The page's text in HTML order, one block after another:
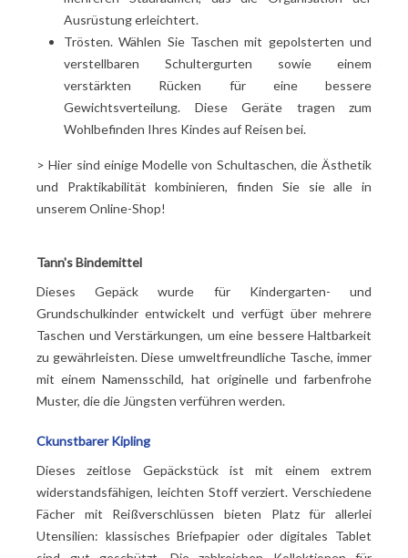
Ausrüstung erleichtert.
Trösten. Wählen Sie Taschen mit gepolsterten und
verstellbaren Schultergurten sowie einem
verstärkten Rücken für eine bessere
Gewichtsverteilung. Diese Geräte tragen zum
Wohlbefinden Ihres Kindes auf Reisen bei.
> Hier sind einige Modelle von Schultaschen, die Ästhetik
und Praktikabilität kombinieren, finden Sie sie alle in
unserem Online-Shop!
Tann's Bindemittel
Dieses Gepäck wurde für Kindergarten- und
Grundschulkinder entwickelt und verfügt über mehrere
Taschen und Verstärkungen, um eine bessere Haltbarkeit
zu gewährleisten. Diese umweltfreundliche Tasche, immer
mit einem Namensschild, hat originelle und farbenfrohe
Muster, die die Jüngsten verführen werden.
Ckunstbarer Kipling
Dieses zeitlose Gepäckstück ist mit einem extrem
widerstandsfähigen, leichten Stoff verziert. Verschiedene
Fächer mit Reißverschlüssen bieten Platz für allerlei
Utensilien: klassisches Briefpapier oder digitales Tablet